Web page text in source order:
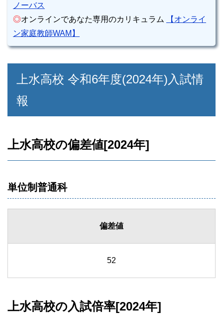
ノーバス
◎オンラインであなた専用のカリキュラム
【オンライ
ン家庭教師WAM】
上水高校 令和6年度(2024年)入試情
報
上水高校の偏差値[2024年]
単位制普通科
偏差値
52
上水高校の入試倍率[2024年]